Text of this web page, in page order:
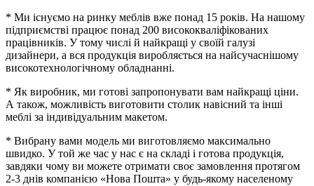
* Ми існуємо на ринку меблів вже понад 15 років. На нашому
підприємстві працює понад 200 висококваліфікованих
працівників. У тому числі й найкращі у своїй галузі
дизайнери, а вся продукція виробляється на найсучаснішому
високотехнологічному обладнанні.
* Як виробник, ми готові запропонувати вам найкращі ціни.
А також, можливість виготовити столик навісний та інші
меблі за індивідуальним макетом.
* Вибрану вами модель ми виготовляємо максимально
швидко. У той же час у нас є на складі і готова продукція,
завдяки чому ви можете отримати своє замовлення протягом
2-3 днів компанією «Нова Пошта» у будь-якому населеному